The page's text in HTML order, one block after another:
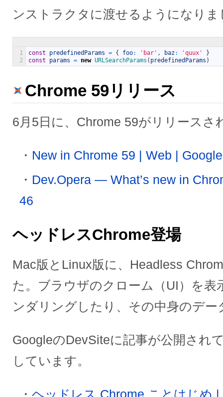
ンストラクタに渡せるようになりま
1
2
const predefinedParams = { foo: 'bar' , baz: 'quux'
}
const
params = new URLSearchParams ( predefinedParams )
Chrome 59リリース
6月5日に、Chrome 59がリリースさ
New in Chrome 59 | Web |
Dev.Opera — What’s new in
46
ヘッドレスChrome登場
Mac版とLinux版に、Headless
た。ブラウザのクローム（UI）を表
ンダリングしたり、その中身のデー
GoogleのDevSiteに記事が公開され
しています。
ヘッドレス Chrome ことはじめ |